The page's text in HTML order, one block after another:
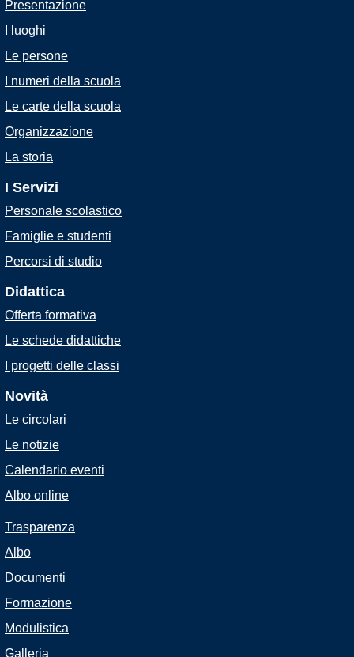
Presentazione
I luoghi
Le persone
I numeri della scuola
Le carte della scuola
Organizzazione
La storia
I Servizi
Personale scolastico
Famiglie e studenti
Percorsi di studio
Didattica
Offerta formativa
Le schede didattiche
I progetti delle classi
Novità
Le circolari
Le notizie
Calendario eventi
Albo online
Trasparenza
Albo
Documenti
Formazione
Modulistica
Galleria